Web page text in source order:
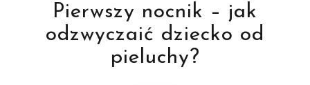
Pierwszy nocnik – jak
odzwyczaić dziecko od
pieluchy?